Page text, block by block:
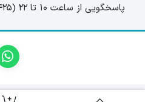
پاسخگویی از ساعت 10 تا 22 (425 7575 0902 - 02191016284)